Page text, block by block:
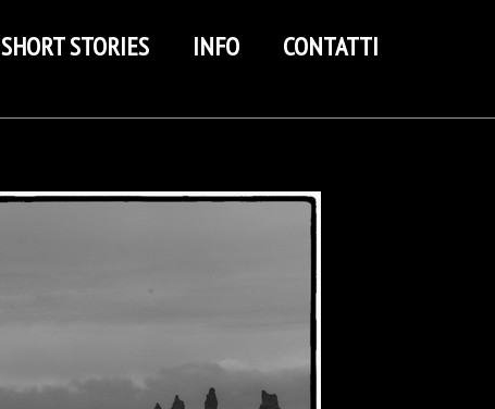
SHORT STORIES INFO CONTATTI